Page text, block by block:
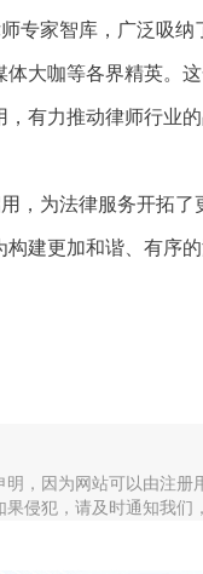
专家智库，广泛吸
大咖等各界精英。
有力推动律师行业
，为法律服务开拓
建更加和谐、有序
，因为网站可以由注
侵犯，请及时通知我们